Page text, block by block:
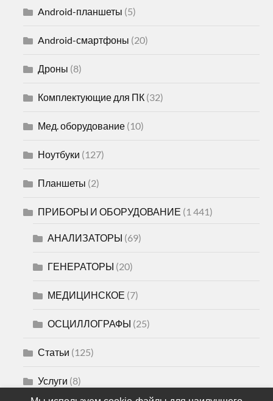
Android-планшеты (5)
Android-смартфоны (20)
Дроны (8)
Комплектующие для ПК (32)
Мед. оборудование (10)
Ноутбуки (127)
Планшеты (2)
ПРИБОРЫ И ОБОРУДОВАНИЕ (1 441)
АНАЛИЗАТОРЫ (69)
ГЕНЕРАТОРЫ (20)
МЕДИЦИНСКОЕ (7)
ОСЦИЛЛОГРАФЫ (25)
Статьи (125)
Услуги (8)